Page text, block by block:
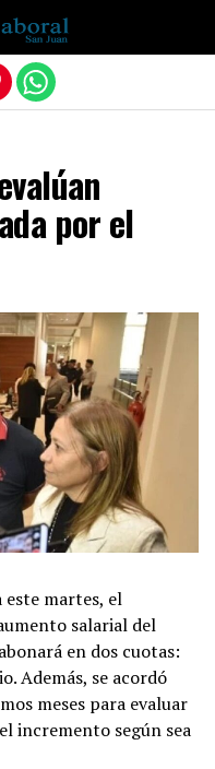
por el
martes, el
salarial del
en dos cuotas:
Además, se acordó
meses para evaluar
incremento según sea
móvil